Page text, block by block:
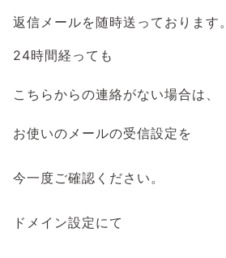
返信メールを随時送っております。
24時間経っても
こちらからの連絡がない場合は、
お使いのメールの受信設定を
今一度ご確認ください。
ドメイン設定にて